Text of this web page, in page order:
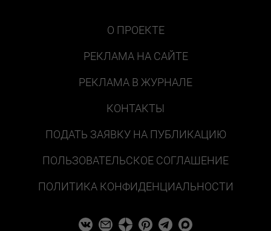
О ПРОЕКТЕ
РЕКЛАМА НА САЙТЕ
РЕКЛАМА В ЖУРНАЛЕ
КОНТАКТЫ
ПОДАТЬ ЗАЯВКУ НА ПУБЛИКАЦИЮ
ПОЛЬЗОВАТЕЛЬСКОЕ СОГЛАШЕНИЕ
ПОЛИТИКА КОНФИДЕНЦИАЛЬНОСТИ